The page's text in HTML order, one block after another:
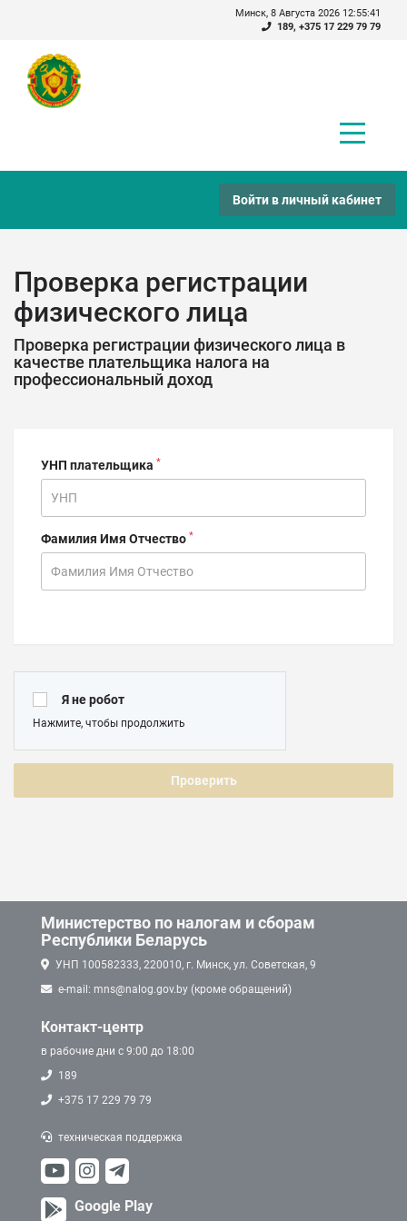
Минск, 8 Августа 2026 12:55:41
189, +375 17 229 79 79
Войти в личный кабинет
Проверка регистрации
физического лица
Проверка регистрации физического лица в
качестве плательщика налога на
профессиональный доход
УНП плательщика *
Фамилия Имя Отчество *
Я не робот
Нажмите, чтобы продолжить
Проверить
Министерство по налогам и сборам
Республики Беларусь
УНП 100582333, 220010, г. Минск, ул. Советская, 9
e-mail: mns@nalog.gov.by (кроме обращений)
Контакт-центр
в рабочие дни с 9:00 до 18:00
189
+375 17 229 79 79
техническая поддержка
Google Play